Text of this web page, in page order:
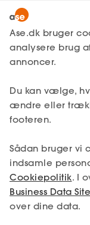
MitAse
Ase
Lønmodtager
Selvstændig
Etableret
Produkter
Få svar
Fordele
Studerende
Selvstændig
Hvad
digitale
Der er i
digital arv.
hvad der
kan et
Ase.dk bruger
analysere brug
annoncer.
Du kan vælge,
ændre eller
footeren.
Sådan bruger vi
indsamle
Cookiepolitik. I
Business Data Site
over dine data.